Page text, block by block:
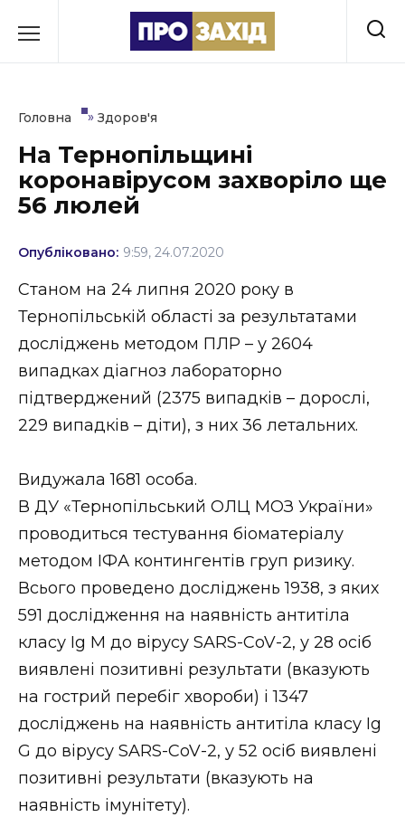
до
Культура
Освіта
Події
Політика
Соціум
Спорт
Стиль життя
Втрачений Ужгород (відеоверсія)
ЗАКАРПАТСЬКІ НОВИНИ
НОВИНИ ЗАХІДНОЇ УКРАЇНИ
ФОТО
Головна » Здоров'я
На Тернопільщині
коронавірусом захворіло ще
56 люлей
Опубліковано: 9:59, 24.07.2020
Станом на 24 липня 2020 року в
Тернопільській області за результатами
досліджень методом ПЛР – у 2604
випадках діагноз лабораторно
підтверджений (2375 випадків – дорослі,
229 випадків – діти), з них 36 летальних.
Видужала 1681 особа.
В ДУ «Тернопільський ОЛЦ МОЗ України»
проводиться тестування біоматеріалу
методом ІФА контингентів груп ризику.
Всього проведено досліджень 1938, з яких
591 дослідження на наявність антитіла
класу Ig М до вірусу SARS-CoV-2, у 28 осіб
виявлені позитивні результати (вказують
на гострий перебіг хвороби) і 1347
досліджень на наявність антитіла класу Ig
G до вірусу SARS-CoV-2, у 52 осіб виявлені
позитивні результати (вказують на
наявність імунітету).